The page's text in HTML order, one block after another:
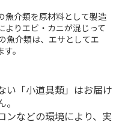
介類を原材料として製造
よりエビ・カニが混じって
魚介類は、エサとしてエ
。
い「小道具類」はお届け
ンなどの環境により、実